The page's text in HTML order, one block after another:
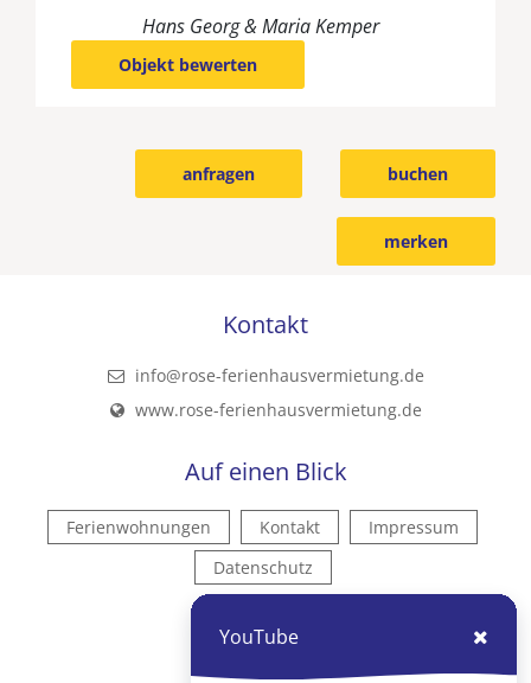
Hans Georg & Maria Kemper
Objekt bewerten
buchen
anfragen
merken
Kontakt
info@rose-ferienhausvermietung.de
www.rose-ferienhausvermietung.de
Auf einen Blick
Ferienwohnungen Kontakt
Impressum
Datenschutz
Kontakt
YouTube